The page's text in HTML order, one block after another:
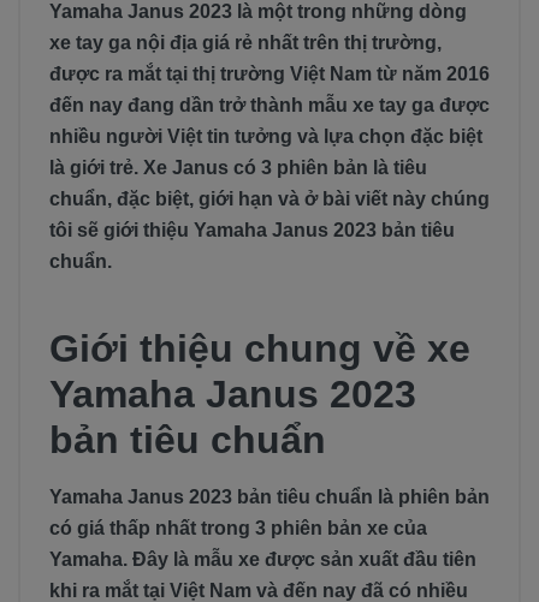
Yamaha Janus 2023 là một trong những dòng
xe tay ga nội địa giá rẻ nhất trên thị trường,
được ra mắt tại thị trường Việt Nam từ năm 2016
đến nay đang dần trở thành mẫu xe tay ga được
nhiều người Việt tin tưởng và lựa chọn đặc biệt
là giới trẻ. Xe Janus có 3 phiên bản là tiêu
chuẩn, đặc biệt, giới hạn và ở bài viết này chúng
tôi sẽ giới thiệu Yamaha Janus 2023 bản tiêu
chuẩn.
Giới thiệu chung về xe
Yamaha Janus 2023
bản tiêu chuẩn
Yamaha Janus 2023 bản tiêu chuẩn là phiên bản
có giá thấp nhất trong 3 phiên bản xe của
Yamaha. Đây là mẫu xe được sản xuất đầu tiên
khi ra mắt tại Việt Nam và đến nay đã có nhiều